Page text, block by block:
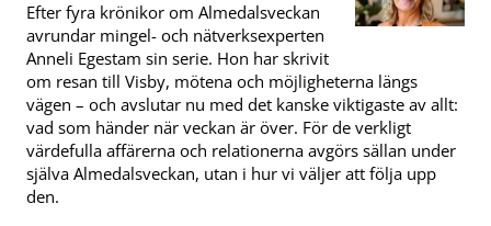
Efter fyra krönikor om Almedalsveckan
avrundar mingel- och nätverksexperten
Anneli Egestam sin serie. Hon har skrivit
om resan till Visby, mötena och möjligheterna längs
vägen – och avslutar nu med det kanske viktigaste av allt:
vad som händer när veckan är över. För de verkligt
värdefulla affärerna och relationerna avgörs sällan under
själva Almedalsveckan, utan i hur vi väljer att följa upp
den.